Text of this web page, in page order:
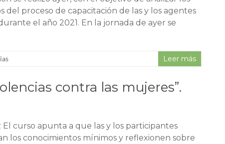
del proceso de capacitación de las y los agentes
el año 2021. En la jornada de ayer se
Leer más
contra las mujeres”.
El curso apunta a que las y los participantes
los conocimientos mínimos y reflexionen sobre